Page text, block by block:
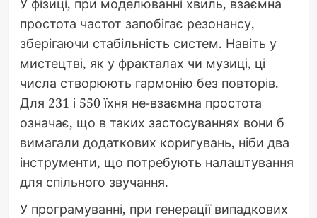
У фізиці, при моделюванні хвиль, взаємна
простота частот запобігає резонансу,
зберігаючи стабільність систем. Навіть у
мистецтві, як у фракталах чи музиці, ці
числа створюють гармонію без повторів.
Для 231 і 550 їхня не-взаємна простота
означає, що в таких застосуваннях вони б
вимагали додаткових коригувань, ніби два
інструменти, що потребують налаштування
для спільного звучання.
У програмуванні, при генерації випадкових